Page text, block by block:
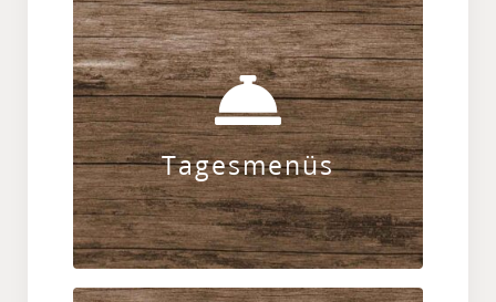
Tagesmenüs
Raffiniert und abwechslungsreich:
unsere täglich wechselnden
Tagesmenüs (Mo-Fr)!
ZUR KARTE